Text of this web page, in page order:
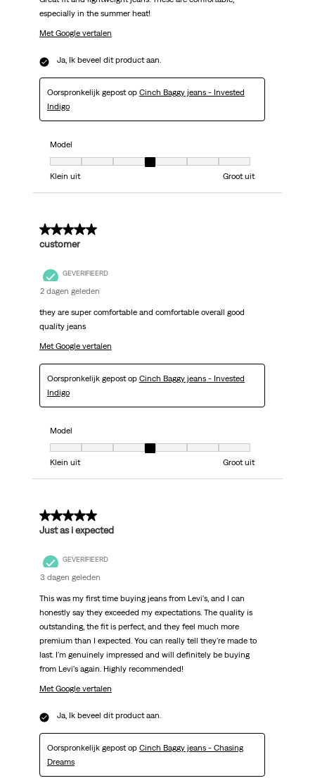
especially in the summer heat!
Met Google vertalen
Ja, Ik beveel dit product aan.
Oorspronkelijk gepost op Cinch Baggy jeans - Invested
Indigo
Model
Model, 4 van 7, waarbij 1 gelijk is aan Klein uit en 7 gelijk is aan Groot uit
Klein uit
Groot uit
5 van 5 sterren.
customer
GEVERIFIEERD
2 dagen geleden
they are super comfortable and comfortable overall good
quality jeans
Met Google vertalen
Oorspronkelijk gepost op Cinch Baggy jeans - Invested
Indigo
Model
Model, 4 van 7, waarbij 1 gelijk is aan Klein uit en 7 gelijk is aan Groot uit
Klein uit
Groot uit
5 van 5 sterren.
Just as i expected
GEVERIFIEERD
3 dagen geleden
This was my first time buying jeans from Levi's, and I can
honestly say they exceeded my expectations. The quality is
outstanding, the fit is perfect, and they feel much more
premium than I expected. You can really tell they're made to
last. I'm genuinely impressed and will definitely be buying
from Levi's again. Highly recommended!
Met Google vertalen
Ja, Ik beveel dit product aan.
Oorspronkelijk gepost op Cinch Baggy jeans - Chasing
Dreams